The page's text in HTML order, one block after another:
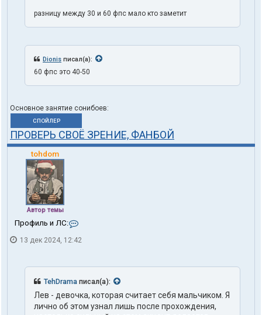
разницу между 30 и 60 фпс мало кто заметит
Dionis писал(а):
60 фпс это 40-50
Основное занятие сонибоев:
СПОЙЛЕР
ПРОВЕРЬ СВОЁ ЗРЕНИЕ, ФАНБОЙ
tohdom
Автор темы
Профиль и ЛС:
н
к
т
п
о
13 дек 2024, 12:42
TehDrama писал(а):
Лев - девочка, которая считает себя мальчиком. Я
лично об этом узнал лишь после прохождения,